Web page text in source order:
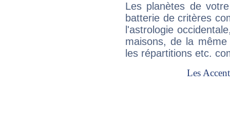
Les planètes de
batterie de critères
l'astrologie
maisons, de la
les répartitions etc.